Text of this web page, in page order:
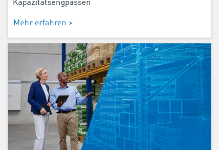
Kapazitätsengpässen“
Mehr erfahren >